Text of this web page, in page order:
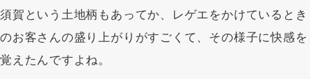
須賀という土地柄もあってか、レゲエをかけているとき
のお客さんの盛り上がりがすごくて、その様子に快感を
覚えたんですよね。